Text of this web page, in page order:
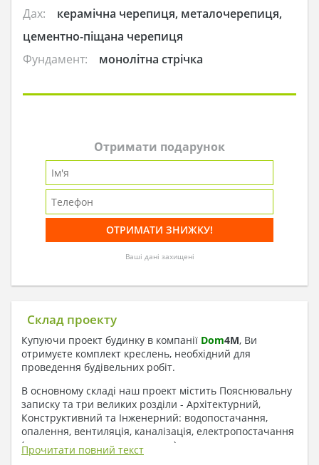
Дах:
керамічна черепиця, металочерепиця,
цементно-піщана черепиця
Фундамент:
монолітна стрічка
Отримати подарунок
Ваші дані захищені
Склад проекту
Купуючи проект будинку в компанії Dom4M, Ви
отримуєте комплект креслень, необхідний для
проведення будівельних робіт.
В основному складі наш проект містить Пояснювальну
записку та три великих розділи - Архітектурний,
Конструктивний та Інженерний: водопостачання,
опалення, вентиляція, каналізація, електропостачання
( купується за додаткову плату ).
Прочитати повний текст